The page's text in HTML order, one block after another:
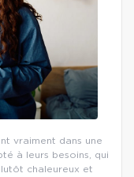
vraiment dans une
à leurs besoins, qui
chaleureux et